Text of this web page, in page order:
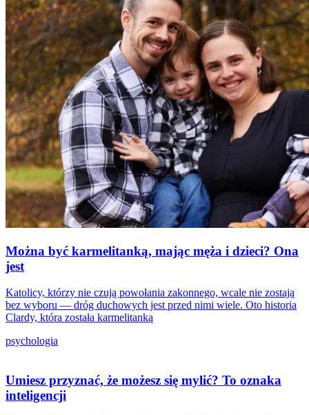
Można być karmelitanką, mając męża i dzieci? Ona
jest
Katolicy, którzy nie czują powołania zakonnego, wcale nie zostają
bez wyboru — dróg duchowych jest przed nimi wiele. Oto historia
Clardy, która została karmelitanką
psychologia
Umiesz przyznać, że możesz się mylić? To oznaka
inteligencji